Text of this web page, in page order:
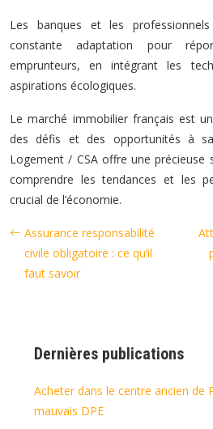
Les banques et les
constante adaptation pour
emprunteurs, en intégrant les
aspirations écologiques.
Le marché immobilier français est
des défis et des opportunités à
Logement / CSA offre une précieuse
comprendre les tendances et les
crucial de l’économie.
Assurance responsabilité
civile obligatoire : ce qu’il
faut savoir
Dernières publications
Acheter dans le centre ancien de
mauvais DPE